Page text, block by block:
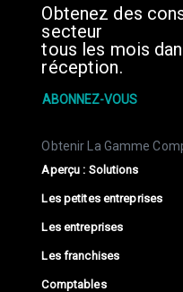
Obtenez des
secteur
tous les mois
réception.
ABONNEZ-VOUS
Obtenir La Gamme
Aperçu : Solutions
Les petites entreprises
Les entreprises
Les franchises
Comptables